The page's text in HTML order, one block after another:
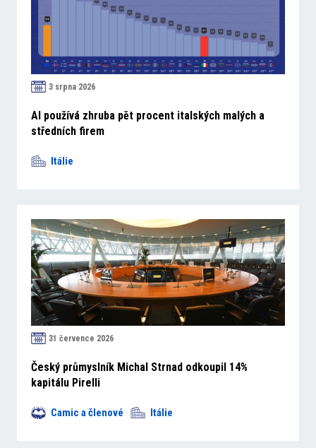
3 srpna 2026
AI používá zhruba pět procent italských malých a
středních firem
Itálie
31 července 2026
Český průmyslník Michal Strnad odkoupil 14%
kapitálu Pirelli
Camic a členové Itálie